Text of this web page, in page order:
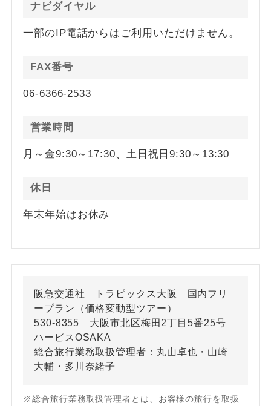
ナビダイヤル
一部のIP電話からはご利用いただけません。
FAX番号
06-6366-2533
営業時間
月～金9:30～17:30、土日祝日9:30～13:30
休日
年末年始はお休み
阪急交通社 トラピックス大阪 国内フリ
ープラン（価格変動型ツアー）
530-8355 大阪市北区梅田2丁目5番25号
ハービスOSAKA
総合旅行業務取扱管理者：丸山卓也・山崎
大輔・多川奈緒子
※総合旅行業務取扱管理者とは、お客様の旅行を取扱